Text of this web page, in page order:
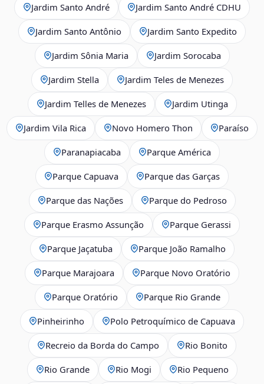
Jardim Santo André Jardim Santo André CDHU
Jardim Santo Antônio Jardim Santo Expedito
Jardim Sônia Maria Jardim Sorocaba
Jardim Stella Jardim Teles de Menezes
Jardim Telles de Menezes Jardim Utinga
Jardim Vila Rica Novo Homero Thon Paraíso
Paranapiacaba Parque América
Parque Capuava Parque das Garças
Parque das Nações Parque do Pedroso
Parque Erasmo Assunção Parque Gerassi
Parque Jaçatuba Parque João Ramalho
Parque Marajoara Parque Novo Oratório
Parque Oratório Parque Rio Grande
Pinheirinho Polo Petroquímico de Capuava
Recreio da Borda do Campo Rio Bonito
Rio Grande Rio Mogi Rio Pequeno